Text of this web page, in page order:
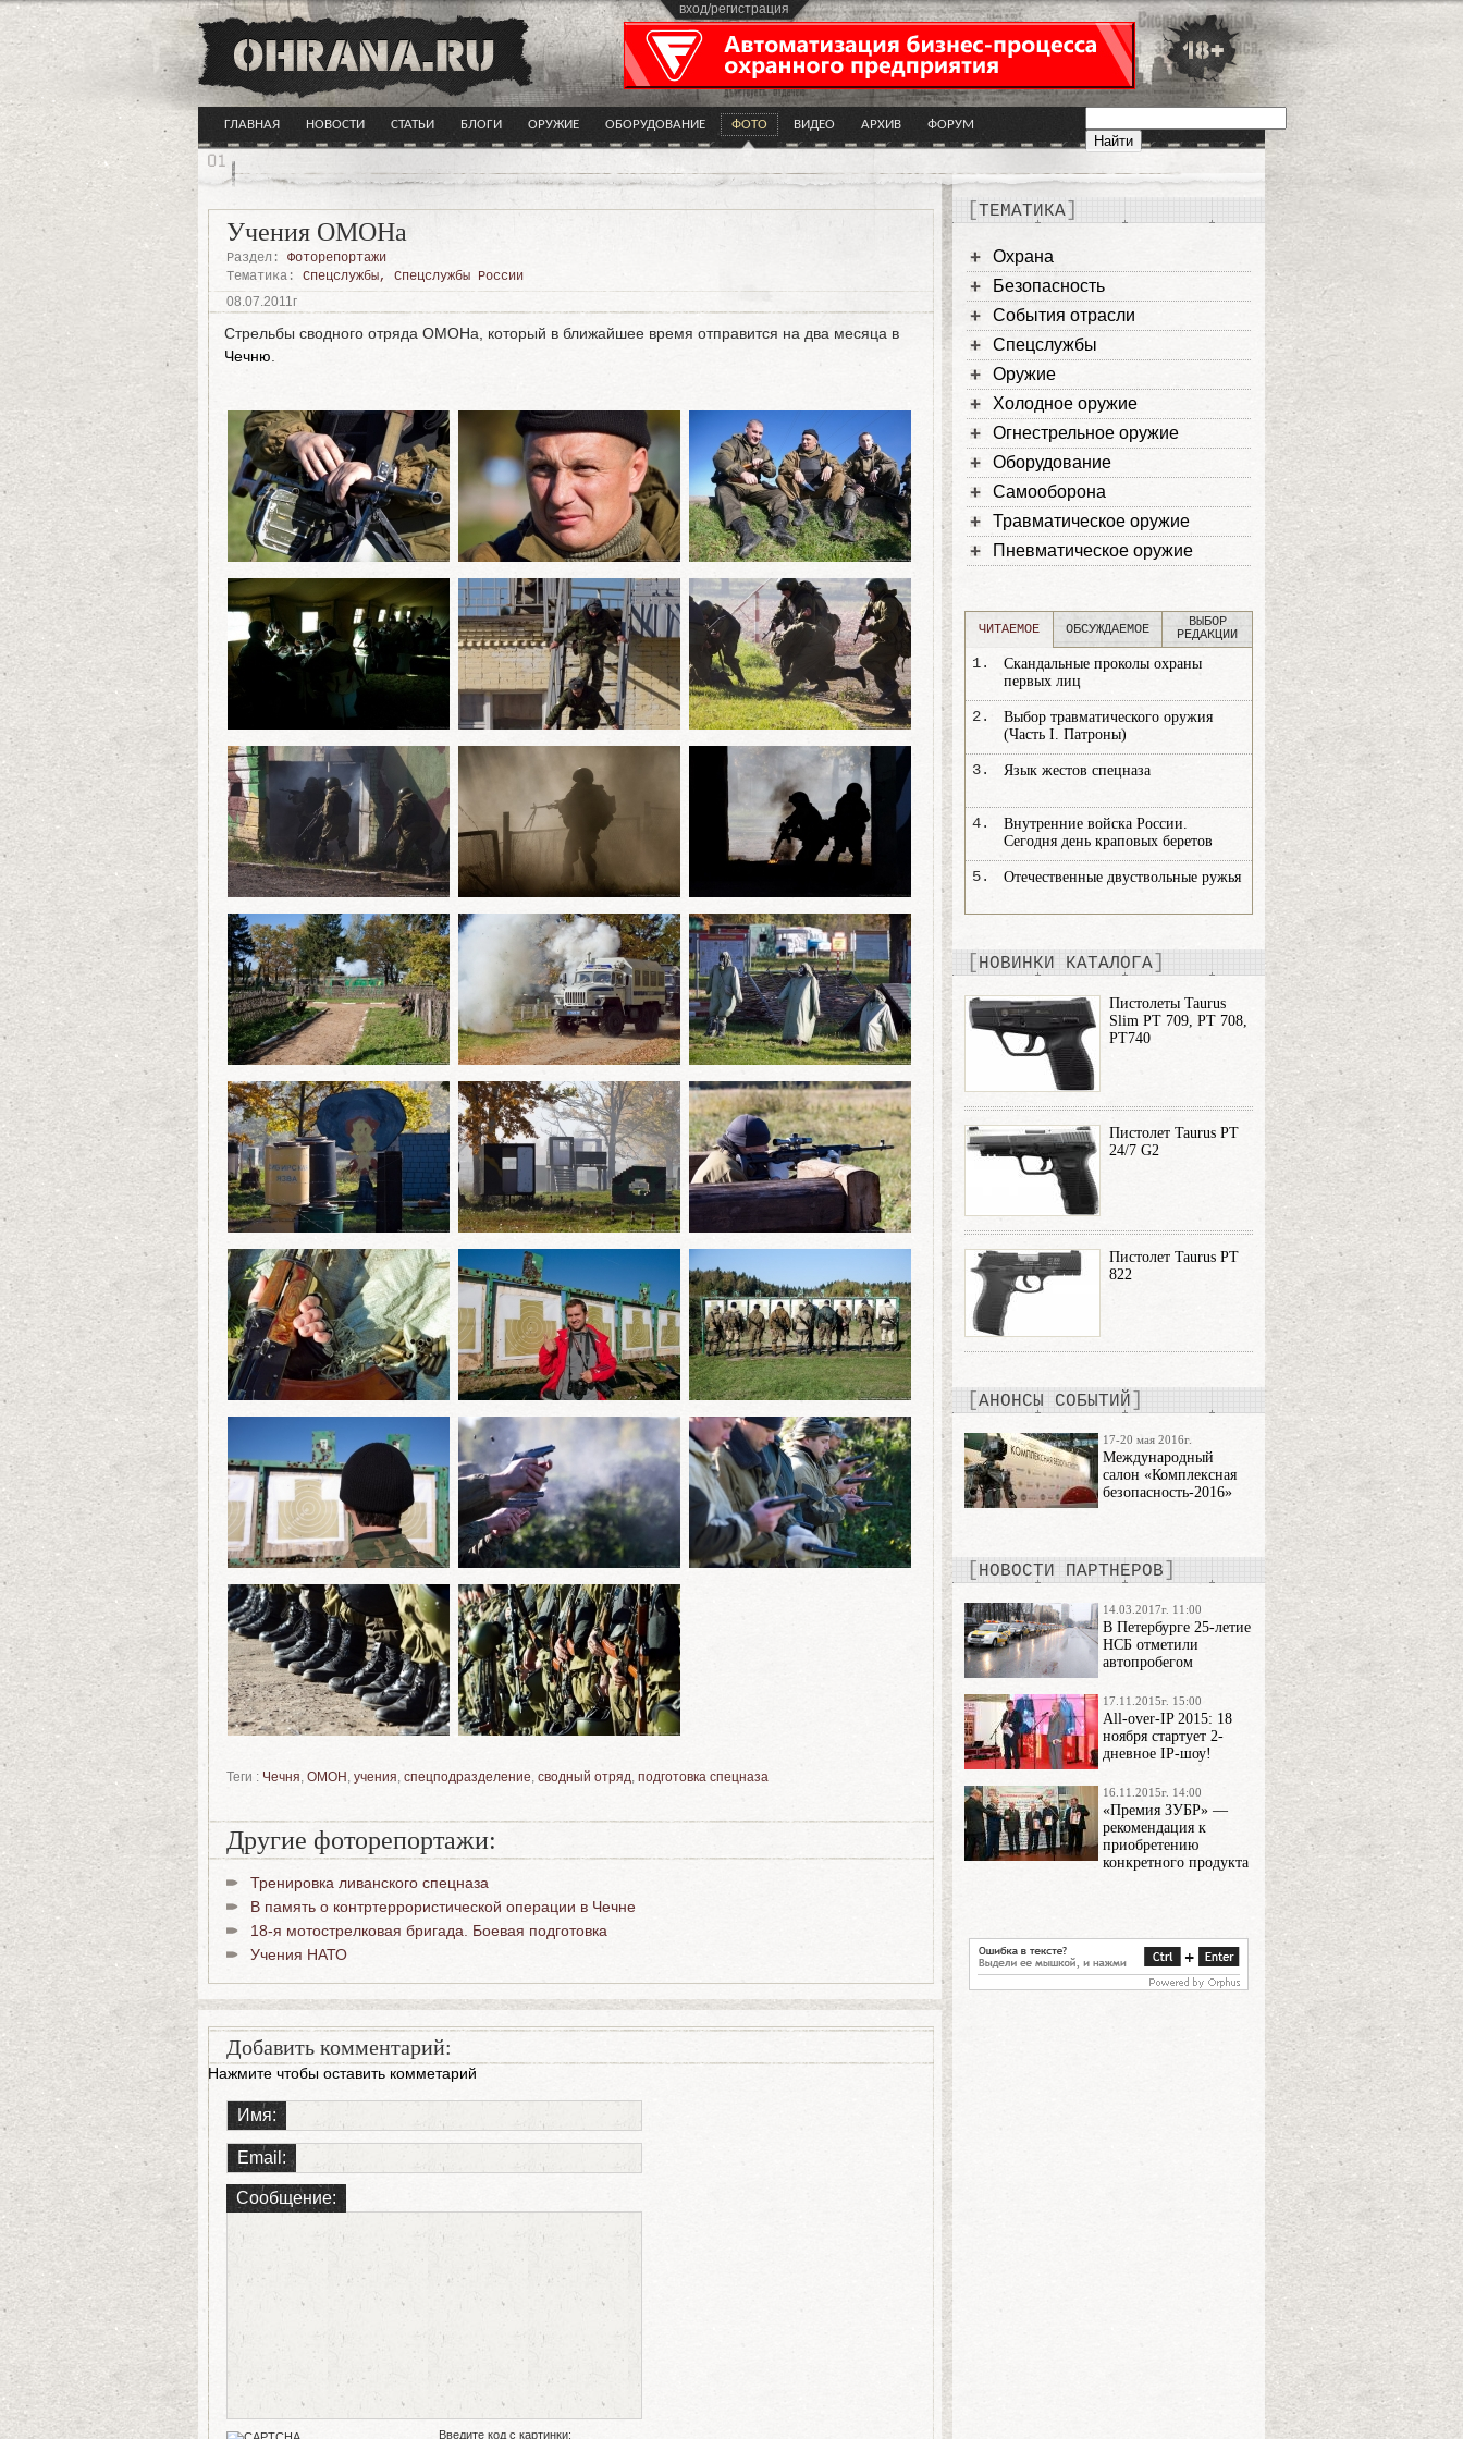
вход/регистрация
ГЛАВНАЯ НОВОСТИ СТАТЬИ БЛОГИ ОРУЖИЕ ОБОРУДОВАНИЕ ФОТО ВИДЕО АРХИВ ФОРУМ
Учения ОМОНа
Раздел:
Фоторепортажи
Тематика:
Спецслужбы, Спецслужбы России
08.07.2011г
Стрельбы сводного отряда ОМОНа, который в ближайшее время отправится на два месяца в
Чечню
Теги : Чечня, ОМОН , учения, спецподразделение, сводный отряд, подготовка спецназа
Другие фоторепортажи:
Тренировка ливанского спецназа
В память о контртеррористической операции в Чечне
18-я мотострелковая бригада. Боевая подготовка
Учения НАТО
Добавить комментарий:
Нажмите чтобы оставить комметарий
Имя:
Email:
Сообщение:
Введите код с картинки:
ТЕМАТИКА
Охрана
Безопасность
События отрасли
Спецслужбы
Оружие
Холодное оружие
Огнестрельное оружие
Оборудование
Самооборона
Травматическое оружие
Пневматическое оружие
ЧИТАЕМОЕ ОБСУЖДАЕМОЕ
ВЫБОР
РЕДАКЦИИ
Скандальные проколы охраны
первых лиц
1.
Выбор травматического оружия
(Часть I. Патроны)
2.
Язык жестов спецназа
3.
Внутренние войска России.
Сегодня день краповых беретов
4.
Отечественные двуствольные ружья
5.
НОВИНКИ КАТАЛОГА
Пистолеты Taurus
Slim PT 709, PT 708,
PT740
Пистолет Taurus PT
24/7 G2
Пистолет Taurus PT
822
АНОНСЫ СОБЫТИЙ
17-20 мая 2016г.
Международный
салон «Комплексная
безопасность-2016»
НОВОСТИ ПАРТНЕРОВ
14.03.2017г. 11:00
В Петербурге 25-летие
НСБ отметили
автопробегом
17.11.2015г. 15:00
All-over-IP 2015: 18
ноября стартует 2-
дневное IP-шоу!
16.11.2015г. 14:00
«Премия ЗУБР» —
рекомендация к
приобретению
конкретного продукта